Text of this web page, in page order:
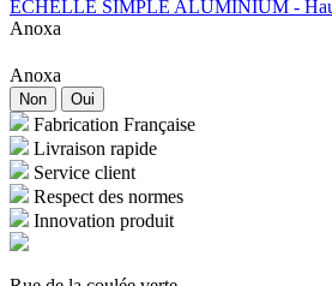
ECHELLE SIMPLE ALUMINIUM -
Anoxa
Anoxa
Non Oui
Fabrication Française
Livraison rapide
Service client
Respect des normes
Innovation produit